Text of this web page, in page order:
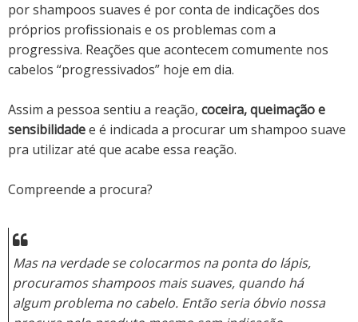
por shampoos suaves é por conta de indicações dos
próprios profissionais e os problemas com a
progressiva. Reações que acontecem comumente nos
cabelos “progressivados” hoje em dia.
Assim a pessoa sentiu a reação, coceira, queimação e
sensibilidadee é indicada a procurar um shampoo suave
pra utilizar até que acabe essa reação.
Compreende a procura?
Mas na verdade se colocarmos na ponta do lápis,
procuramos shampoos mais suaves, quando há
algum problema no cabelo. Então seria óbvio nossa